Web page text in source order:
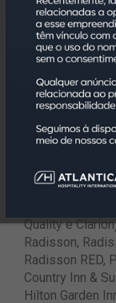
sediada no
administradora
com um
agregam a
de 60 cidades
colaboradores,
transparência
A Atlantica
maiores redes
Quality e
Radisson,
Radisson RED,
Country Inn &
Hilton Garden